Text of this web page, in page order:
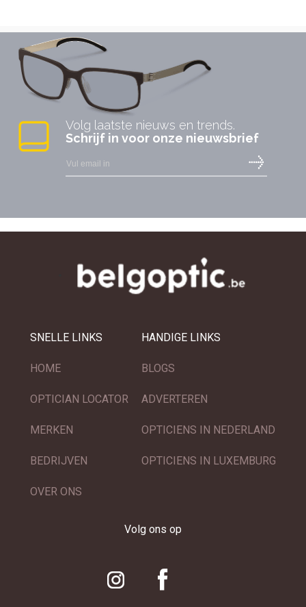
Volg laatste nieuws en trends.
Schrijf in voor onze nieuwsbrief
SNELLE LINKS
HOME
OPTICIAN LOCATOR
MERKEN
BEDRIJVEN
OVER ONS
HANDIGE LINKS
BLOGS
ADVERTEREN
OPTICIENS IN NEDERLAND
OPTICIENS IN LUXEMBURG
Volg ons op